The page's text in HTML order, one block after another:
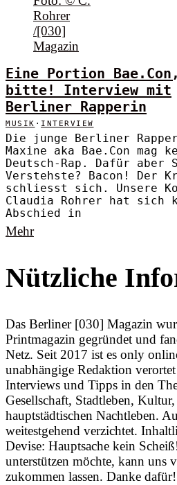
Eine Portion Bae.Con,
bitte! Interview mit
Berliner Rapperin
MUSIK · INTERVIEW
Die junge Berliner
Maxine aka Bae.Con mag
Deutsch-Rap. Dafür aber
Verstehste? Bacon! Der
schliesst sich. Unsere
Claudia Rohrer hat sich
Abschied in
Mehr
Nützliche
Das Berliner [030] Magazin
Printmagazin gegründet und
Netz. Seit 2017 ist es only
unabhängige Redaktion
Interviews und Tipps in den
Gesellschaft, Stadtleben,
hauptstädtischen Nachtleben.
weitestgehend verzichtet.
Devise: Hauptsache kein
unterstützen möchte, kann uns
zukommen lassen. Danke dafür!